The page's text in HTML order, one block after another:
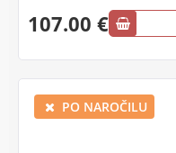
107.00 €
PO NAROČILU